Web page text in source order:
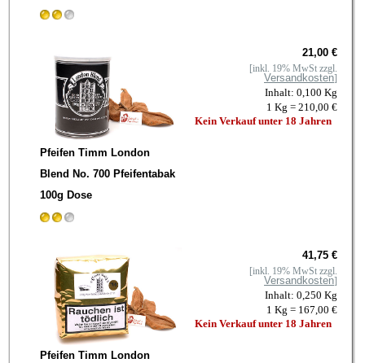
Pfeifen Timm London
Blend No. 700 Pfeifentabak
100g Dose
21,00 €
[inkl. 19% MwSt zzgl.
Versandkosten]
Inhalt: 0,100 Kg
1 Kg = 210,00 €
Kein Verkauf unter 18 Jahren
Pfeifen Timm London
41,75 €
[inkl. 19% MwSt zzgl.
Versandkosten]
Inhalt: 0,250 Kg
1 Kg = 167,00 €
Kein Verkauf unter 18 Jahren